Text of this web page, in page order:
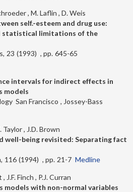
M. Laflin D. Weis
self.-esteem and drug use:
statistical limitations of the
23 1993 645-65
intervals for indirect effects in
models
Jossey-Bass
San Francisco
Taylor
J.D. Brown
well-being revisited: Separating fact
116 1994 21-7 Medline
J.F. Finch
P.J. Curran
models with non-normal variables